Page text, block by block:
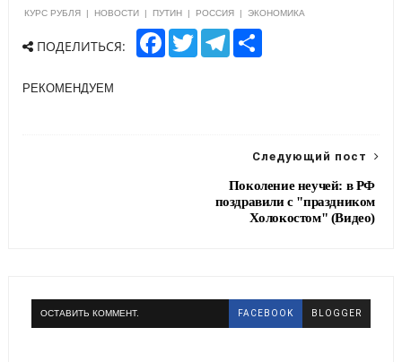
КУРС РУБЛЯ | НОВОСТИ | ПУТИН | РОССИЯ | ЭКОНОМИКА
ПОДЕЛИТЬСЯ:
F
T
w
T
e
S
РЕКОМЕНДУЕМ
Следующий пост
Поколение неучей: в РФ
поздравили с "праздником
Холокостом" (Видео)
ОСТАВИТЬ КОММЕНТ. FACEBOOK BLOGGER